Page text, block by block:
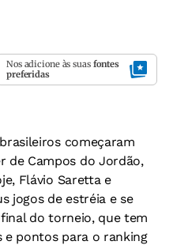
Nos adicione às suas fontes
preferidas
começaram
de Campos do Jordão,
Flávio Saretta e
jogos de estréia e se
do torneio, que tem
e pontos para o ranking